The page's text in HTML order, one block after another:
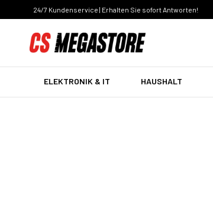
24/7 Kundenservice | Erhalten Sie sofort Antworten!
ELEKTRONIK & IT HAUSHALT